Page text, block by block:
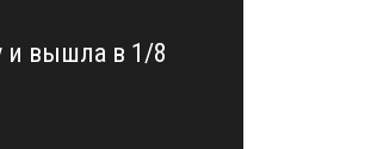
и вышла в 1/8